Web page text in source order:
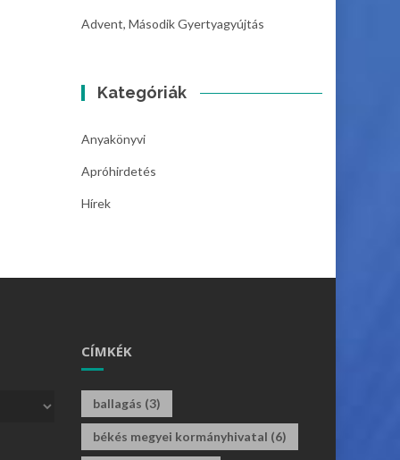
Advent, Második Gyertyagyújtás
Kategóriák
Anyakönyvi
Apróhirdetés
Hírek
CÍMKÉK
ballagás (3)
békés megyei kormányhivatal (6)